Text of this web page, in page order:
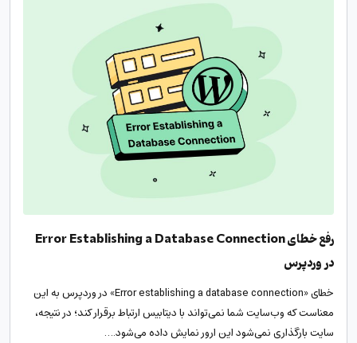
رفع خطای Error Establishing a Database Connection
در وردپرس
خطای «Error establishing a database connection» در وردپرس به این
معناست که وب‌سایت شما نمی‌تواند با دیتابیس ارتباط برقرار کند؛ در نتیجه،
سایت بارگذاری نمی‌شود این ارور نمایش داده می‌شود.…